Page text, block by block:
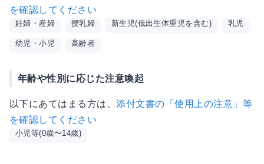
を確認してください
妊婦・産婦 授乳婦 新生児(低出生体重児を含む) 乳児
幼児・小児 高齢者
年齢や性別に応じた注意喚起
以下にあてはまる方は、添付文書の「使用上の注意」等
を確認してください
小児等(0歳〜14歳)